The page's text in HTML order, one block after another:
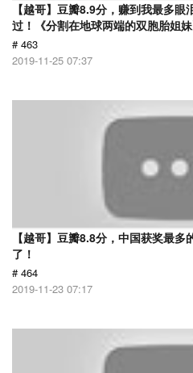
【越哥】豆瓣8.9分，赚到我最多
过！《分割在地球两端的双胞胎姐妹
# 463
2019-11-25 07:37
【越哥】豆瓣8.8分，中国获奖最
了！
# 464
2019-11-23 07:17